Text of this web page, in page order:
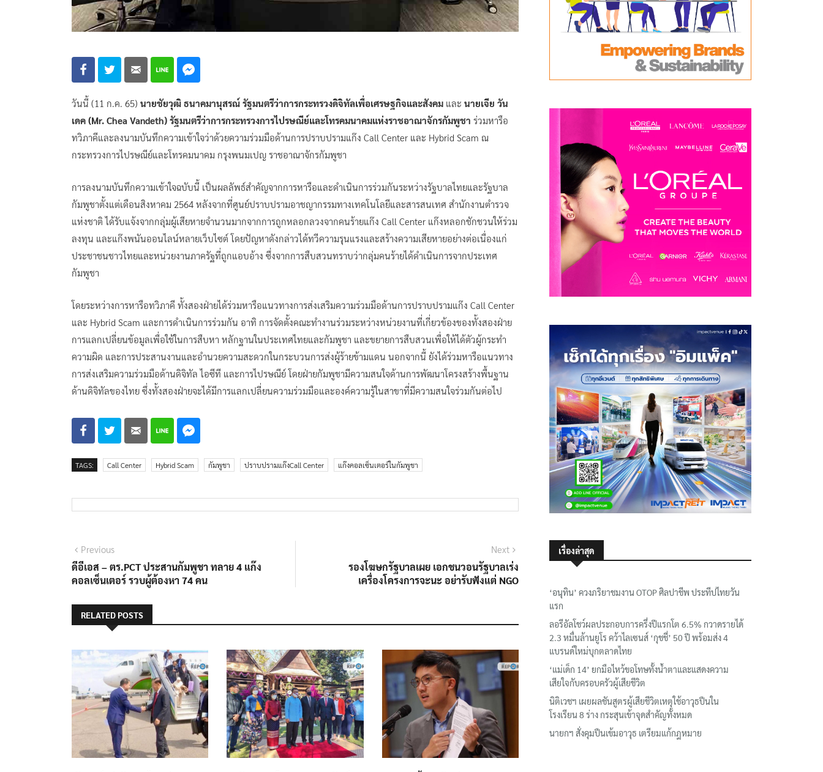
วันนี้ (11 ก.ค. 65) นายชัยวุฒิ ธนาคมานุสรณ์ รัฐมนตรีว่าการกระทรวงดิจิทัลเพื่อเศรษฐกิจและสังคม และ นายเจีย วัน
เดค (Mr. Chea Vandeth) รัฐมนตรีว่าการกระทรวงการไปรษณีย์และโทรคมนาคมแห่งราชอาณาจักรกัมพูชา ร่วมหารือ
ทวิภาคีและลงนามบันทึกความเข้าใจว่าด้วยความร่วมมือด้านการปราบปรามแก๊ง Call Center และ Hybrid Scam ณ
กระทรวงการไปรษณีย์และโทรคมนาคม กรุงพนมเปญ ราชอาณาจักรกัมพูชา
การลงนามบันทึกความเข้าใจฉบับนี้ เป็นผลลัพธ์สำคัญจากการหารือและดำเนินการร่วมกันระหว่างรัฐบาลไทยและรัฐบาล
กัมพูชาตั้งแต่เดือนสิงหาคม 2564 หลังจากที่ศูนย์ปราบปรามอาชญากรรมทางเทคโนโลยีและสารสนเทศ สำนักงานตำรวจ
แห่งชาติ ได้รับแจ้งจากกลุ่มผู้เสียหายจำนวนมากจากการถูกหลอกลวงจากคนร้ายแก๊ง Call Center แก๊งหลอกชักชวนให้ร่วม
ลงทุน และแก๊งพนันออนไลน์หลายเว็บไซต์ โดยปัญหาดังกล่าวได้ทวีความรุนแรงและสร้างความเสียหายอย่างต่อเนื่องแก่
ประชาชนชาวไทยและหน่วยงานภาครัฐที่ถูกแอบอ้าง ซึ่งจากการสืบสวนทราบว่ากลุ่มคนร้ายได้ดำเนินการจากประเทศ
กัมพูชา
โดยระหว่างการหารือทวิภาคี ทั้งสองฝ่ายได้ร่วมหารือแนวทางการส่งเสริมความร่วมมือด้านการปราบปรามแก๊ง Call Center
และ Hybrid Scam และการดำเนินการร่วมกัน อาทิ การจัดตั้งคณะทำงานร่วมระหว่างหน่วยงานที่เกี่ยวข้องของทั้งสองฝ่าย
การแลกเปลี่ยนข้อมูลเพื่อใช้ในการสืบหา หลักฐานในประเทศไทยและกัมพูชา และขยายการสืบสวนเพื่อให้ได้ตัวผู้กระทำ
ความผิด และการประสานงานและอำนวยความสะดวกในกระบวนการส่งผู้ร้ายข้ามแดน นอกจากนี้ ยังได้ร่วมหารือแนวทาง
การส่งเสริมความร่วมมือด้านดิจิทัล ไอซีที และการไปรษณีย์ โดยฝ่ายกัมพูชามีความสนใจด้านการพัฒนาโครงสร้างพื้นฐาน
ด้านดิจิทัลของไทย ซึ่งทั้งสองฝ่ายจะได้มีการแลกเปลี่ยนความร่วมมือและองค์ความรู้ในสาขาที่มีความสนใจร่วมกันต่อไป
TAGS: Call Center Hybrid Scam กัมพูชา ปราบปรามแก๊งCall Center แก๊งคอลเซ็นเตอร์ในกัมพูชา
แนะแนว
เรื่อง
PreviousPrevious
post:
ดีอีเอส – ตร.PCT ประสานกัมพูชา ทลาย 4 แก๊ง
คอลเซ็นเตอร์ รวบผู้ต้องหา 74 คน
Next
รองโฆษกรัฐบาลเผย เอกชนวอนรัฐบาลเร่ง
เครื่องโครงการจะนะ อย่ารับฟังแต่ NGO
RELATED POSTS
เรื่องล่าสุด
‘อนุทิน’ ควงภริยาชมงาน OTOP ศิลปาชีพ ประทีปไทยวัน
แรก
ลอรีอัลโชว์ผลประกอบการครึ่งปีแรกโต 6.5% กวาดรายได้
2.3 หมื่นล้านยูโร คว้าไลเซนส์ ‘กุชชี่’ 50 ปี พร้อมส่ง 4
แบรนด์ใหม่บุกตลาดไทย
‘แม่เด็ก 14’ ยกมือไหว้ขอโทษทั้งน้ำตาและแสดงความ
เสียใจกับครอบครัวผู้เสียชีวิต
นิติเวชฯ เผยผลชันสูตรผู้เสียชีวิตเหตุใช้อาวุธปืนใน
โรงเรียน 8 ร่าง กระสุนเข้าจุดสำคัญทั้งหมด
นายกฯ สั่งคุมปืนเข้มอาวุธ เตรียมแก้กฎหมาย